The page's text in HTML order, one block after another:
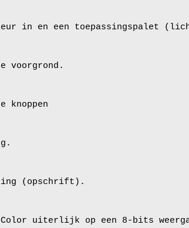
in en een toepassingspalet
voorgrond.
knoppen
(opschrift).
uiterlijk op een 8-bits